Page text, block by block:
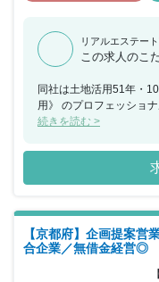
リアルエステー
この求人のこ
同社は土地活用51年・
用》 のプロフェッショ
す。 設立以来、無借金
らの 更なる成長も見込
なっており、入社後は
未経験者でも活躍できる環境です。 入社後数
るようになっています
とにインセンティブ発
する営業職もいます。
続きを読む >
【京都府】企画提案営
合企業／無借金経営◎